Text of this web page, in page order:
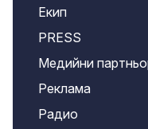
Екип
PRESS
Медийни
Реклама
Радио